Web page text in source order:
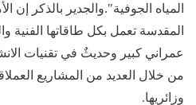
‏المياه الجوفية".والجدير بالذكر إن
المقدسة تعمل بكل طاقاتها الفنية
عمراني كبير وحديثٌ في تقنيات
من خلال العديد من المشاريع
وزائريها.